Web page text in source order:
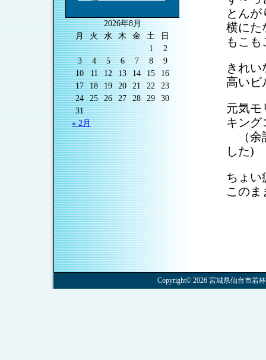
2026年8月
月
火 水 木 金 土
日
1
2
3
4 5 6 7 8
9
10
11 12 13 14 15
16
17
18 19 20 21 22
23
24
25 26 27 28 29
30
31
« 2月
とんが
横に
もこも
きれい
高いビ
元気モ
キング
（余
した)
ちょい
このま
Copyright© 2026 宮城県仙台市若